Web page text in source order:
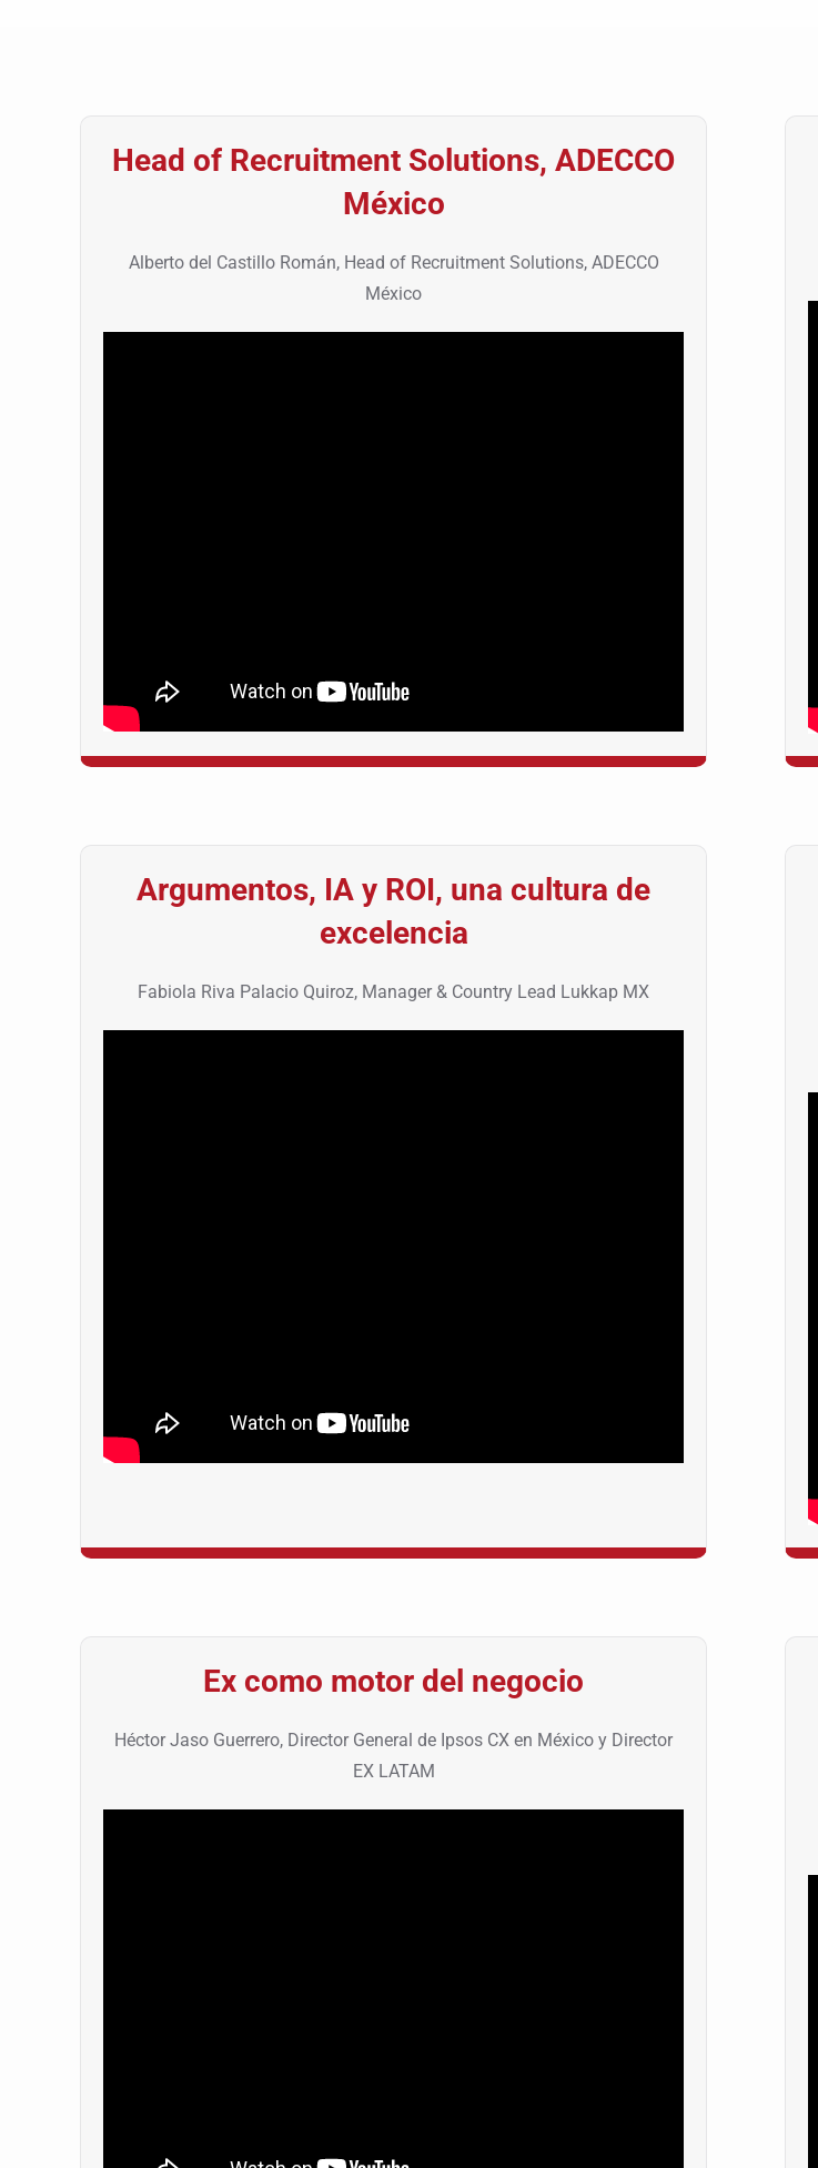
Head of Recruitment Solutions, ADECCO
México
Alberto del Castillo Román, Head of Recruitment Solutions, ADECCO
México
Argumentos, IA y ROI, una cultura de
excelencia
Fabiola Riva Palacio Quiroz, Manager & Country Lead Lukkap MX
Ex como motor del negocio
Héctor Jaso Guerrero, Director General de Ipsos CX en México y Director
EX LATAM